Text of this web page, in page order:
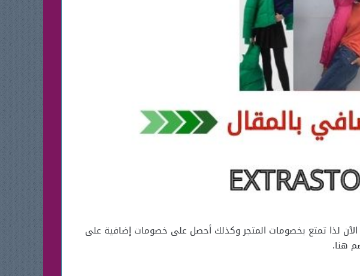
شئ بالمتجر حيث أن عروض جاب سايبر 2022 قد إنطلقت من الآن لذا تمتع بخصومات المتجر وكذلك أحصل على خصومات إضافية على
هنا.